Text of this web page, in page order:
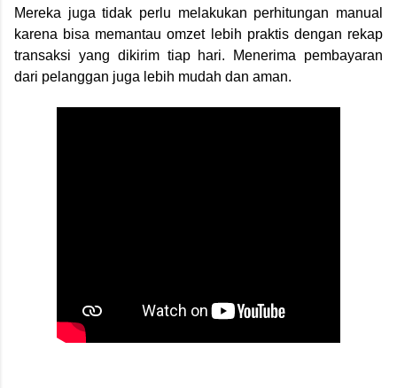
Mereka juga tidak perlu melakukan perhitungan manual
karena bisa memantau omzet lebih praktis dengan rekap
transaksi yang dikirim tiap hari. Menerima pembayaran
dari pelanggan juga lebih mudah dan aman.